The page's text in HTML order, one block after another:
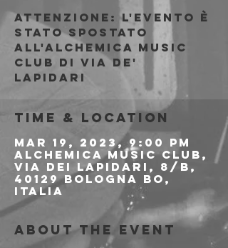
ATTENZIONE: L'evento è
stato spostato
all'Alchemica Music
Club di via de'
Lapidari
Time & Location
Mar 19, 2023, 9:00 PM
Alchemica Music Club,
Via dei Lapidari, 8/B,
40129 Bologna BO,
Italia
About the event